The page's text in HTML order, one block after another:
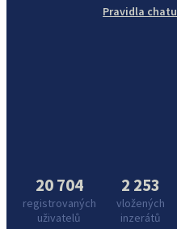
Pravidla chatu
20 704
registrovaných
uživatelů
2 253
vložených
inzerátů